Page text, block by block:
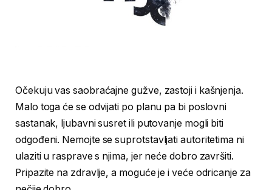
Očekuju vas saobraćajne gužve, zastoji i kašnjenja.
Malo toga će se odvijati po planu pa bi poslovni
sastanak, ljubavni susret ili putovanje mogli biti
odgođeni. Nemojte se suprotstavljati autoritetima ni
ulaziti u rasprave s njima, jer neće dobro završiti.
Pripazite na zdravlje, a moguće je i veće odricanje za